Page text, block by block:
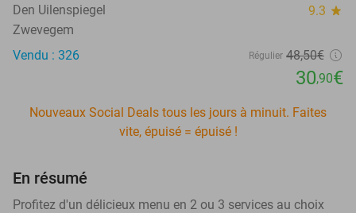
Den Uilenspiegel 9.3 star
Zwevegem
Vendu : 326
Régulier 48,50€
30,90€
Nouveaux Social Deals tous les jours à minuit. Faites
vite, épuisé = épuisé !
En résumé
Profitez d'un délicieux menu en 2 ou 3 services au choix